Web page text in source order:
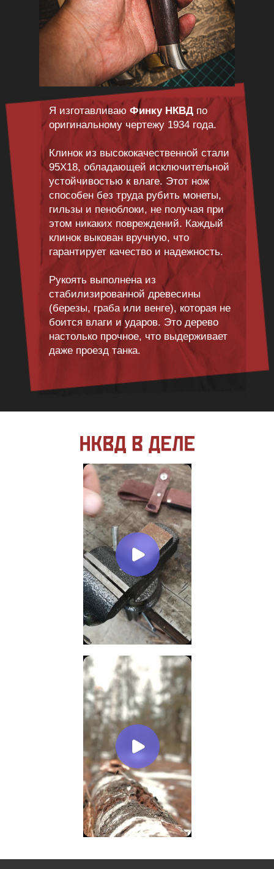
Я изготавливаю Финку НКВДпо
оригинальному чертежу 1934 года.
Клинок из высококачественной стали
95Х18, обладающей исключительной
устойчивостью к влаге. Этот нож
способен без труда рубить монеты,
гильзы и пеноблоки, не получая при
этом никаких повреждений. Каждый
клинок выкован вручную, что
гарантирует качество и надежность.
Рукоять выполнена из
стабилизированной древесины
(березы, граба или венге), которая не
боится влаги и ударов. Это дерево
настолько прочное, что выдерживает
даже проезд танка.